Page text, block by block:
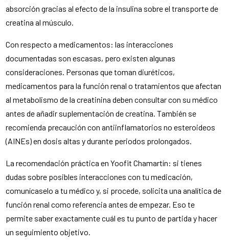
absorción gracias al efecto de la insulina sobre el transporte de
creatina al músculo.
Con respecto a medicamentos: las interacciones
documentadas son escasas, pero existen algunas
consideraciones. Personas que toman diuréticos,
medicamentos para la función renal o tratamientos que afectan
al metabolismo de la creatinina deben consultar con su médico
antes de añadir suplementación de creatina. También se
recomienda precaución con antiinflamatorios no esteroideos
(AINEs) en dosis altas y durante periodos prolongados.
La recomendación práctica en Yoofit Chamartín: si tienes
dudas sobre posibles interacciones con tu medicación,
comunícaselo a tu médico y, si procede, solicita una analítica de
función renal como referencia antes de empezar. Eso te
permite saber exactamente cuál es tu punto de partida y hacer
un seguimiento objetivo.